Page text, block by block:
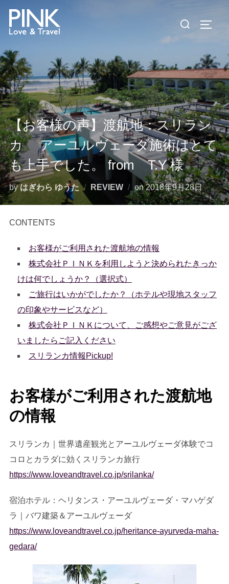
ン
ツ
へ
ス
キ
ッ
プ
検
象:
【お客様の声】渡航地：スリラン
カ アーユルヴェーダ施術はとて
も上手でした。 from T.Y 様
byはぎわら ゆうた REVIEW on投
稿
2018年9月28日
CONTENTS
お客様がご利用された渡航地の情報
株式会社ＰＩＮＫを利用しようと決められたきっか
けは何でしょうか？（選択式）
ご旅行はいかがでしたか？（ホテルや現地スタッフ
の印象やサービスなど）
株式会社ＰＩＮＫについて、ご感想やご意見がござ
いましたらご記入ください
スリランカ情報Pickup!
お客様がご利用された渡航地
の情報
スリランカ｜世界遺産観光とアーユルヴェーダ体験でコ
コロとカラダに効くスリランカ旅行
https://www.loveandtravel.co.jp/srilanka/
宿泊ホテル：ヘリタンス・アーユルヴェーダ・マハゲダ
ラ｜バワ建築＆アーユルヴェーダ
https://www.loveandtravel.co.jp/heritance-ayurveda-maha-
gedara/